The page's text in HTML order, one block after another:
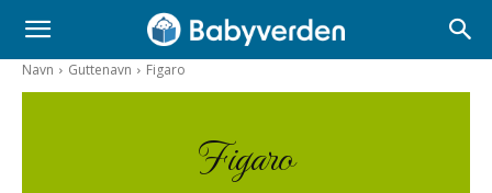
Navn Guttenavn Figaro
Figaro